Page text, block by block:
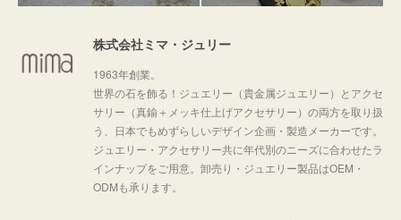
株式会社ミマ・ジュリー
1963年創業。
世界の石を飾る！ジュエリー（貴金属ジュエリー）とアクセ
サリー（真鍮＋メッキ仕上げアクセサリー）の両方を取り扱
う、日本でもめずらしいデザイン企画・製造メーカーです。
ジュエリー・アクセサリー共に年代別のニーズに合わせたラ
インナップをご用意。卸売り・ジュエリー製品はOEM・
ODMも承ります。